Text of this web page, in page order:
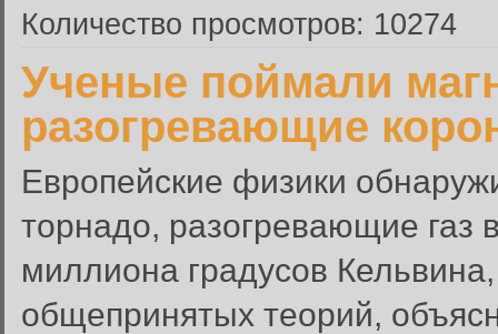
Количество просмотров: 10274
Ученые поймали
разогревающие
Европейские физики
торнадо, разогревающие газ
миллиона градусов
общепринятых теорий,